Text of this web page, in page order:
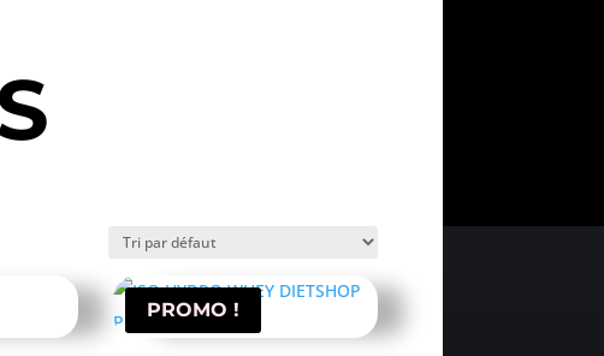
PROMO !